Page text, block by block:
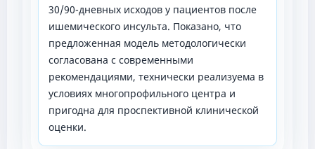
30/90-дневных исходов у пациентов после
ишемического инсульта. Показано, что
предложенная модель методологически
согласована с современными
рекомендациями, технически реализуема в
условиях многопрофильного центра и
пригодна для проспективной клинической
оценки.